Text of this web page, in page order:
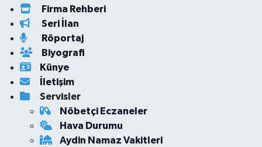
Firma Rehberi
Seri İlan
Röportaj
Biyografi
Künye
İletişim
Servisler
Nöbetçi Eczaneler
Hava Durumu
Aydin Namaz Vakitleri